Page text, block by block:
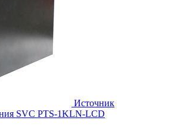
Источник
SVC PTS-1KLN-LCD